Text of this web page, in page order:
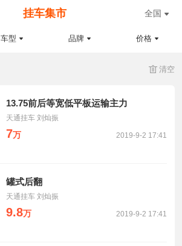
挂车集市 全国
车型 品牌 价格
清空
13.75前后等宽低平板运输主力
天通挂车 刘灿振
7万 2019-9-2 17:41
罐式后翻
天通挂车 刘灿振
9.8万 2019-9-2 17:41